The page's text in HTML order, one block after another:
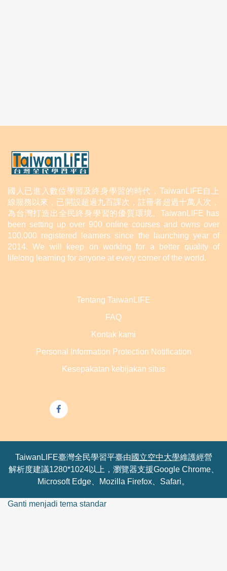
國人已進入數位學習及終身學習的時代，TaiwanLIFE自上
線服務以來，已開設超過九百課次，註冊者超過十萬人次，
為台灣打造出全民終身學習的優質環境。TaiwanLIFE has
been setting up over 900 online courses and owns over
100,000 registered learners since the launching year of
2014. We will keep on working for a better quality of
lifelong learning for anyone at every corner of the world.
Tentang TaiwanLIFE
FAQ
Kontak kami
Personal Information Protection Notification
Kesepakatan kebijakan situs
TaiwanLIFE臺灣全民學習平臺由國立空中大學維護經營
解析度建議1280*1024以上，瀏覽器支援Google Chrome、
Microsoft Edge、Mozilla Firefox、Safari。
Ganti menjadi tema standar